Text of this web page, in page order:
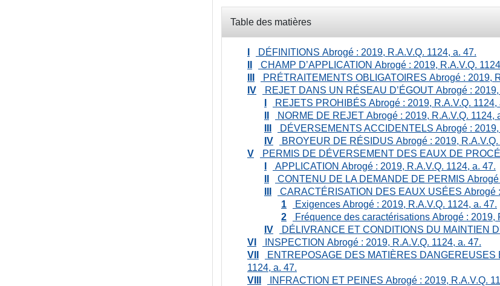
Table des matières
I DÉFINITIONS Abrogé : 2019, R.A.V.Q. 1124, a. 47.
II
CHAMP D’APPLICATION Abrogé : 2019, R.A.V.Q.
III
PRÉTRAITEMENTS OBLIGATOIRES Abrogé : 2019,
IV
REJET DANS UN RÉSEAU D’ÉGOUT Abrogé :
I
REJETS PROHIBÉS Abrogé : 2019, R.A.V.Q. 1124,
II
NORME DE REJET Abrogé : 2019, R.A.V.Q. 1124,
III
DÉVERSEMENTS ACCIDENTELS Abrogé :
IV
BROYEUR DE RÉSIDUS Abrogé : 2019, R.A.V.Q.
V
PERMIS DE DÉVERSEMENT DES EAUX DE
I
APPLICATION Abrogé : 2019, R.A.V.Q. 1124, a. 47.
II
CONTENU DE LA DEMANDE DE PERMIS
III
CARACTÉRISATION DES EAUX USÉES Abrogé
1
Exigences Abrogé : 2019, R.A.V.Q. 1124, a. 47.
2
Fréquence des caractérisations Abrogé : 2019,
IV
DÉLIVRANCE ET CONDITIONS DU MAINTIEN
VI
INSPECTION Abrogé : 2019, R.A.V.Q. 1124, a. 47.
VII
ENTREPOSAGE DES MATIÈRES DANGEREUSES
1124, a. 47.
VIII
INFRACTION ET PEINES Abrogé : 2019, R.A.V.Q.